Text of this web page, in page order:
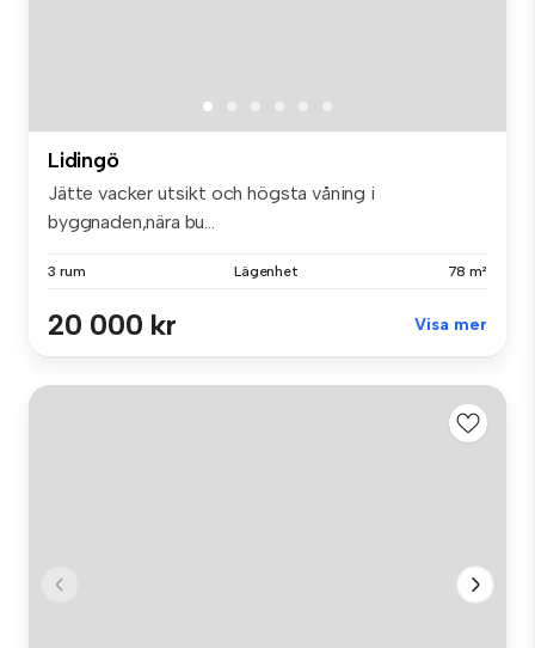
Lidingö
Jätte vacker utsikt och högsta våning i
byggnaden,nära bu...
3 rum Lägenhet 78 m²
20 000 kr Visa mer